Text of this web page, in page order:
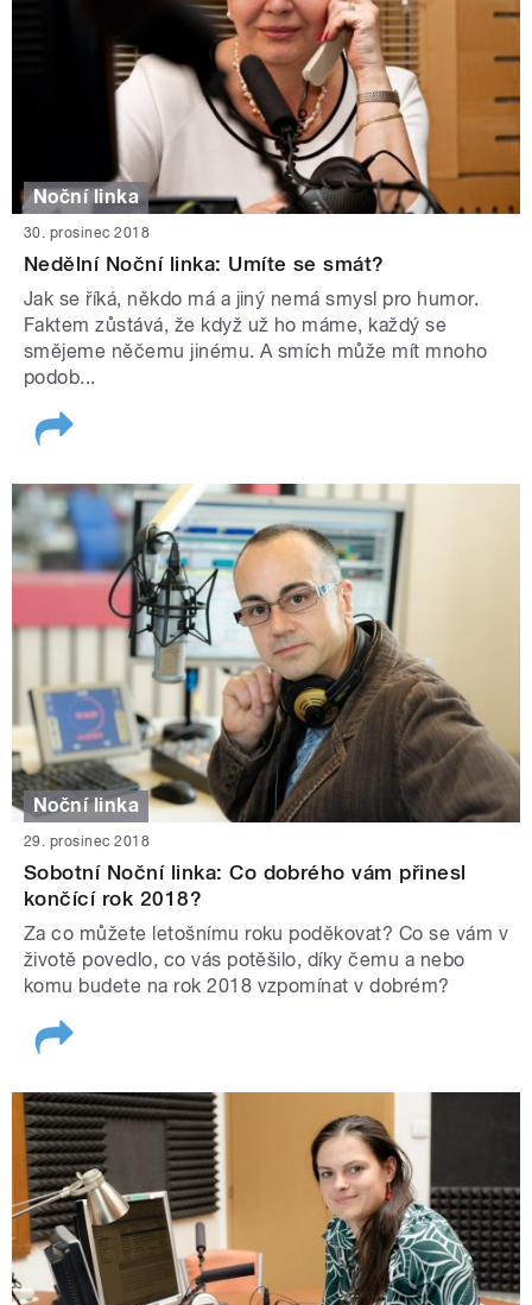
Noční linka
30. prosinec 2018
Nedělní Noční linka: Umíte se smát?
Jak se říká, někdo má a jiný nemá smysl pro humor.
Faktem zůstává, že když už ho máme, každý se
smějeme něčemu jinému. A smích může mít mnoho
podob...
Noční linka
29. prosinec 2018
Sobotní Noční linka: Co dobrého vám přinesl
končící rok 2018?
Za co můžete letošnímu roku poděkovat? Co se vám v
životě povedlo, co vás potěšilo, díky čemu a nebo
komu budete na rok 2018 vzpomínat v dobrém?